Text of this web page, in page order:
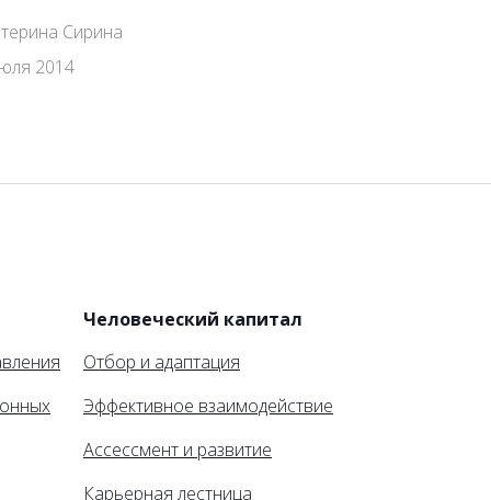
Сирина
2014
Человеческий капитал
Отбор и адаптация
Эффективное взаимодействие
Ассессмент и развитие
Карьерная лестница